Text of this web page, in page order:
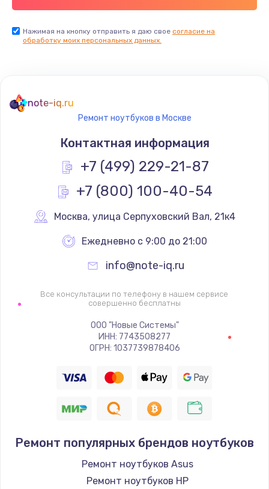
Нажимая на кнопку отправить я даю свое согласие на
обработку моих персональных данных.
note-iq.ru
Ремонт ноутбуков в Москве
Контактная информация
+7 (499) 229-21-87
+7 (800) 100-40-54
Москва, улица Серпуховский Вал, 21к4
Ежедневно с 9:00 до 21:00
info@note-iq.ru
Все консультации по телефону в нашем сервисе
совершенно бесплатны
ООО "Новые Системы"
ИНН: 7743508277
ОГРН: 1037739878406
Ремонт популярных брендов ноутбуков
Ремонт ноутбуков Asus
Ремонт ноутбуков HP